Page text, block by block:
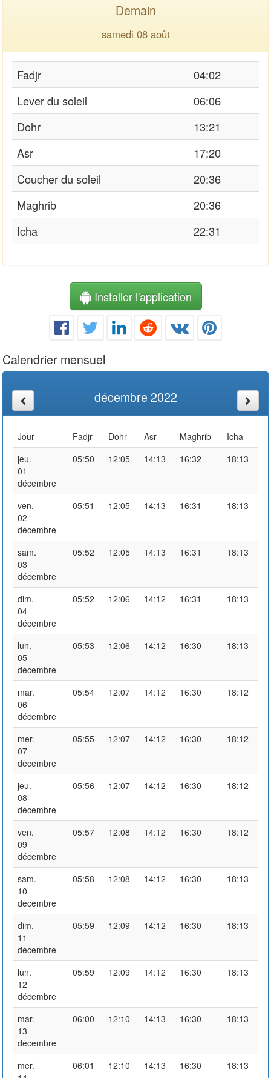
Demain
samedi 08 août
Fadjr
04:02
Lever du soleil
06:06
Dohr
13:21
Asr
17:20
Coucher du soleil
20:36
Maghrib
20:36
Icha
22:31
Installer l'application
Calendrier mensuel
décembre 2022
Jour Fadjr Dohr Asr Maghrib
Icha
jeu.
01
décembre
05:50 12:05 14:13 16:32 18:13
ven.
02
décembre
05:51 12:05 14:13 16:31 18:13
sam.
03
décembre
05:52 12:05 14:13 16:31 18:13
dim.
04
décembre
05:52 12:06 14:12 16:31 18:13
lun.
05
décembre
05:53 12:06 14:12 16:30 18:13
mar.
06
décembre
05:54 12:07 14:12 16:30 18:12
mer.
07
décembre
05:55 12:07 14:12 16:30 18:12
jeu.
08
décembre
05:56 12:07 14:12 16:30 18:12
ven.
09
décembre
05:57 12:08 14:12 16:30 18:12
sam.
10
décembre
05:58 12:08 14:12 16:30 18:13
dim.
11
décembre
05:59 12:09 14:12 16:30 18:13
lun.
12
décembre
05:59 12:09 14:12 16:30 18:13
mar.
13
décembre
06:00 12:10 14:13 16:30 18:13
mer.
06:01 12:10 14:13 16:30 18:13